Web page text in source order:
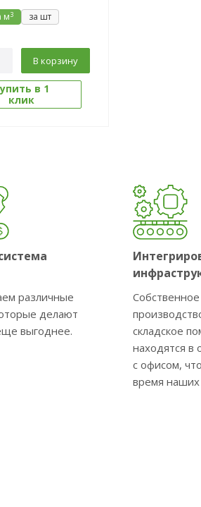
м3 за шт
В корзину
в 1
клик
различные
делают
выгоднее.
Собственное
складское
находятся в
с офисом,
время наших